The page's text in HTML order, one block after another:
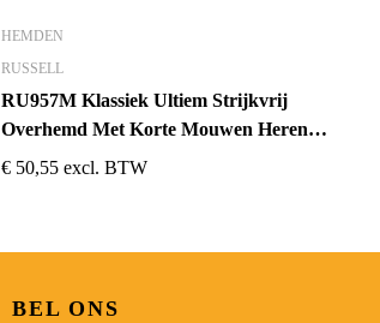
HEMDEN
RUSSELL
RU957M Klassiek Ultiem Strijkvrij
Overhemd Met Korte Mouwen Heren
Zwart
€ 50,55 excl. BTW
BEL ONS